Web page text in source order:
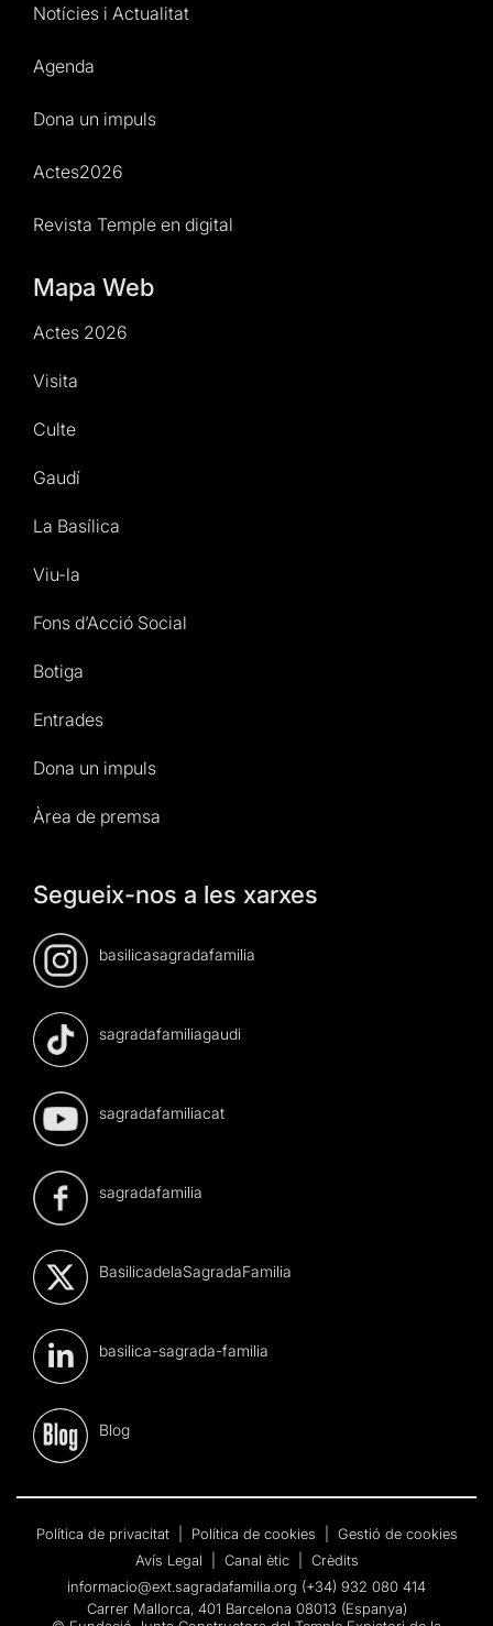
Notícies i Actualitat
Agenda
Dona un impuls
Actes2026
Revista Temple en digital
Mapa Web
Actes 2026
Visita
Culte
Gaudí
La Basílica
Viu-la
Fons d’Acció Social
Botiga
Entrades
Dona un impuls
Àrea de premsa
Segueix-nos a les xarxes
basilicasagradafamilia
sagradafamiliagaudi
sagradafamiliacat
sagradafamilia
BasilicadelaSagradaFamilia
basilica-sagrada-familia
Blog
Política de privacitat Política de cookies
Gestió de cookies
Avís Legal
Canal ètic
Crèdits
informacio@ext.sagradafamilia.org (+34) 932 080 414
Carrer Mallorca, 401 Barcelona 08013 (Espanya)